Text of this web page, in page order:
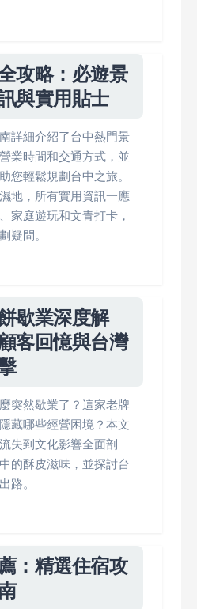
攻略：必遊景
與實用貼士
詳細介紹了台中熱門景
業時間和交通方式，並
您輕鬆規劃台中之旅。
地，所有實用資訊一應
家庭遊玩和文青打卡，
疑問。
歇業深度解
客回憶與台灣
突然歇業了？這家老牌
藏哪些經營困境？本文
失到文化影響全面剖
的酥皮滋味，並探討台
路。
：精選住宿攻